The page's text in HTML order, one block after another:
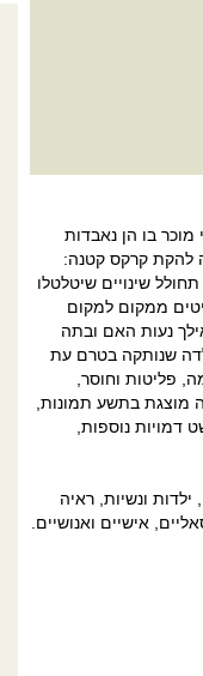
בו הן נאבדות
להקת קרקס קטנה:
שינויים שיטלטלו
ממקום למקום
נעות האם ובתה
שנותקה בטרם עת
פליטות וחוסר,
בתשע תמונות,
דמויות נוספות,
ונשיות, ראיה
אישיים ואנושיים.